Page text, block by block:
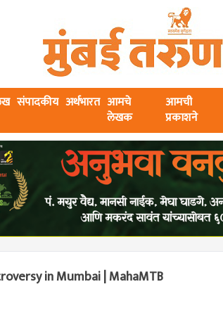
संपादकीय अर्थभारत आमचे
लेखक
आमची
प्रकाशने
in Mumbai | MahaMTB